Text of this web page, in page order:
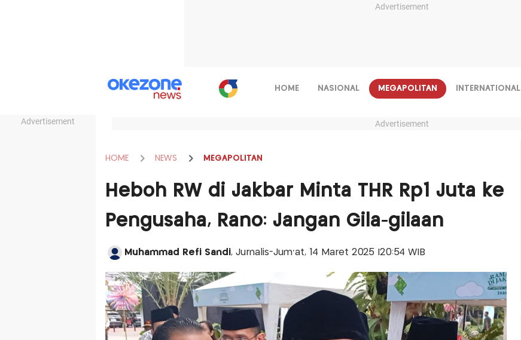
Advertisement
Advertisement
HOME NASIONAL MEGAPOLITAN INTERNATIONAL
Advertisement
HOME NEWS MEGAPOLITAN
Heboh RW di Jakbar Minta THR Rp1 Juta ke
Pengusaha, Rano: Jangan Gila-gilaan
Muhammad Refi Sandi, Jurnalis-Jum'at, 14 Maret 2025 |20:54 WIB